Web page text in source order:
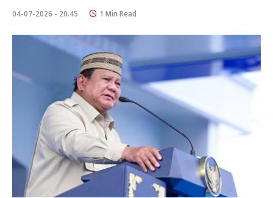
04-07-2026 - 20.45 1 Min Read